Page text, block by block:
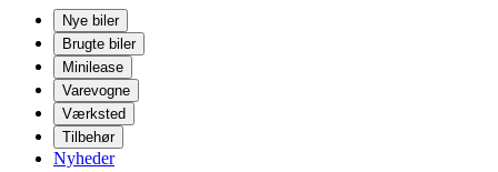
Nye biler
Brugte biler
Minilease
Varevogne
Værksted
Tilbehør
Nyheder